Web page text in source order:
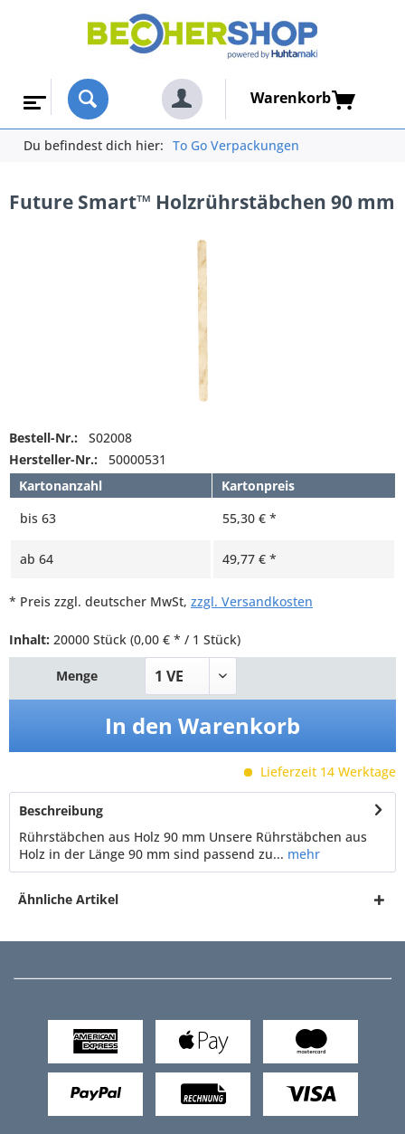
Warenkorb
Du befindest dich hier: To Go Verpackungen
Future Smart™ Holzrührstäbchen 90 mm
Bestell-Nr.:
S02008
Hersteller-Nr.:
50000531
Kartonanzahl
Kartonpreis
bis 63 55,30 € *
ab 64 49,77 € *
* Preis zzgl. deutscher MwSt, zzgl. Versandkosten
Inhalt: 20000 Stück (0,00 € * / 1 Stück)
Menge
In den Warenkorb
Lieferzeit 14 Werktage
Beschreibung
Rührstäbchen aus Holz 90 mm Unsere Rührstäbchen aus
Holz in der Länge 90 mm sind passend zu... mehr
Ähnliche Artikel